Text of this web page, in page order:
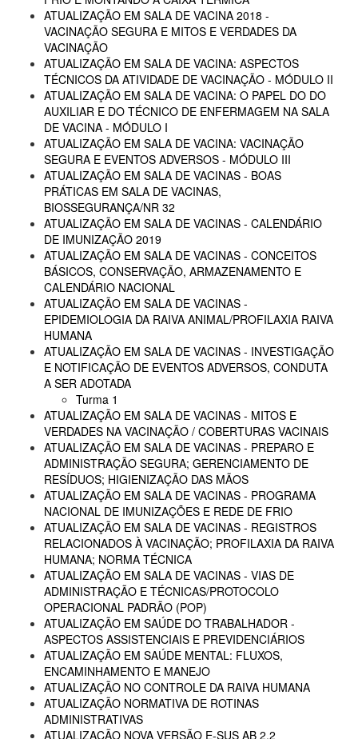
ATUALIZAÇÃO EM SALA DE VACINA 2018 -
VACINAÇÃO SEGURA E MITOS E VERDADES DA
VACINAÇÃO
ATUALIZAÇÃO EM SALA DE VACINA: ASPECTOS
TÉCNICOS DA ATIVIDADE DE VACINAÇÃO - MÓDULO II
ATUALIZAÇÃO EM SALA DE VACINA: O PAPEL DO DO
AUXILIAR E DO TÉCNICO DE ENFERMAGEM NA SALA
DE VACINA - MÓDULO I
ATUALIZAÇÃO EM SALA DE VACINA: VACINAÇÃO
SEGURA E EVENTOS ADVERSOS - MÓDULO III
ATUALIZAÇÃO EM SALA DE VACINAS - BOAS
PRÁTICAS EM SALA DE VACINAS,
BIOSSEGURANÇA/NR 32
ATUALIZAÇÃO EM SALA DE VACINAS - CALENDÁRIO
DE IMUNIZAÇÃO 2019
ATUALIZAÇÃO EM SALA DE VACINAS - CONCEITOS
BÁSICOS, CONSERVAÇÃO, ARMAZENAMENTO E
CALENDÁRIO NACIONAL
ATUALIZAÇÃO EM SALA DE VACINAS -
EPIDEMIOLOGIA DA RAIVA ANIMAL/PROFILAXIA RAIVA
HUMANA
ATUALIZAÇÃO EM SALA DE VACINAS - INVESTIGAÇÃO
E NOTIFICAÇÃO DE EVENTOS ADVERSOS, CONDUTA
A SER ADOTADA
Turma 1
ATUALIZAÇÃO EM SALA DE VACINAS - MITOS E
VERDADES NA VACINAÇÃO / COBERTURAS VACINAIS
ATUALIZAÇÃO EM SALA DE VACINAS - PREPARO E
ADMINISTRAÇÃO SEGURA; GERENCIAMENTO DE
RESÍDUOS; HIGIENIZAÇÃO DAS MÃOS
ATUALIZAÇÃO EM SALA DE VACINAS - PROGRAMA
NACIONAL DE IMUNIZAÇÕES E REDE DE FRIO
ATUALIZAÇÃO EM SALA DE VACINAS - REGISTROS
RELACIONADOS À VACINAÇÃO; PROFILAXIA DA RAIVA
HUMANA; NORMA TÉCNICA
ATUALIZAÇÃO EM SALA DE VACINAS - VIAS DE
ADMINISTRAÇÃO E TÉCNICAS/PROTOCOLO
OPERACIONAL PADRÃO (POP)
ATUALIZAÇÃO EM SAÚDE DO TRABALHADOR -
ASPECTOS ASSISTENCIAIS E PREVIDENCIÁRIOS
ATUALIZAÇÃO EM SAÚDE MENTAL: FLUXOS,
ENCAMINHAMENTO E MANEJO
ATUALIZAÇÃO NO CONTROLE DA RAIVA HUMANA
ATUALIZAÇÃO NORMATIVA DE ROTINAS
ADMINISTRATIVAS
ATUALIZAÇÃO NOVA VERSÃO E-SUS AB 2.2